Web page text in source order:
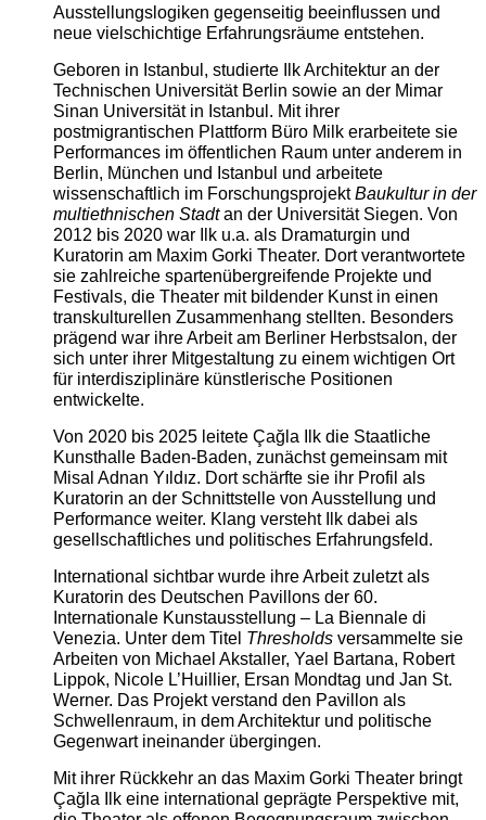
Ausstellungslogiken gegenseitig beeinflussen und
neue vielschichtige Erfahrungsräume entstehen.
Geboren in Istanbul, studierte Ilk Architektur an der
Technischen Universität Berlin sowie an der Mimar
Sinan Universität in Istanbul. Mit ihrer
postmigrantischen Plattform Büro Milk erarbeitete sie
Performances im öffentlichen Raum unter anderem in
Berlin, München und Istanbul und arbeitete
wissenschaftlich im ForschungsprojektBaukultur in der
multiethnischen Stadtan der Universität Siegen. Von
2012 bis 2020 war Ilk u.a. als Dramaturgin und
Kuratorin am Maxim Gorki Theater. Dort verantwortete
sie zahlreiche spartenübergreifende Projekte und
Festivals, die Theater mit bildender Kunst in einen
transkulturellen Zusammenhang stellten. Besonders
prägend war ihre Arbeit am Berliner Herbstsalon, der
sich unter ihrer Mitgestaltung zu einem wichtigen Ort
für interdisziplinäre künstlerische Positionen
entwickelte.
Von 2020 bis 2025 leitete Çağla Ilk die Staatliche
Kunsthalle Baden-Baden, zunächst gemeinsam mit
Misal Adnan Yıldız. Dort schärfte sie ihr Profil als
Kuratorin an der Schnittstelle von Ausstellung und
Performance weiter. Klang versteht Ilk dabei als
gesellschaftliches und politisches Erfahrungsfeld.
International sichtbar wurde ihre Arbeit zuletzt als
Kuratorin des Deutschen Pavillons der 60.
Internationale Kunstausstellung – La Biennale di
Venezia. Unter dem Titel Thresholdsversammelte sie
Arbeiten von Michael Akstaller, Yael Bartana, Robert
Lippok, Nicole L’Huillier, Ersan Mondtag und Jan St.
Werner. Das Projekt verstand den Pavillon als
Schwellenraum, in dem Architektur und politische
Gegenwart ineinander übergingen.
Mit ihrer Rückkehr an das Maxim Gorki Theater bringt
Çağla Ilk eine international geprägte Perspektive mit,